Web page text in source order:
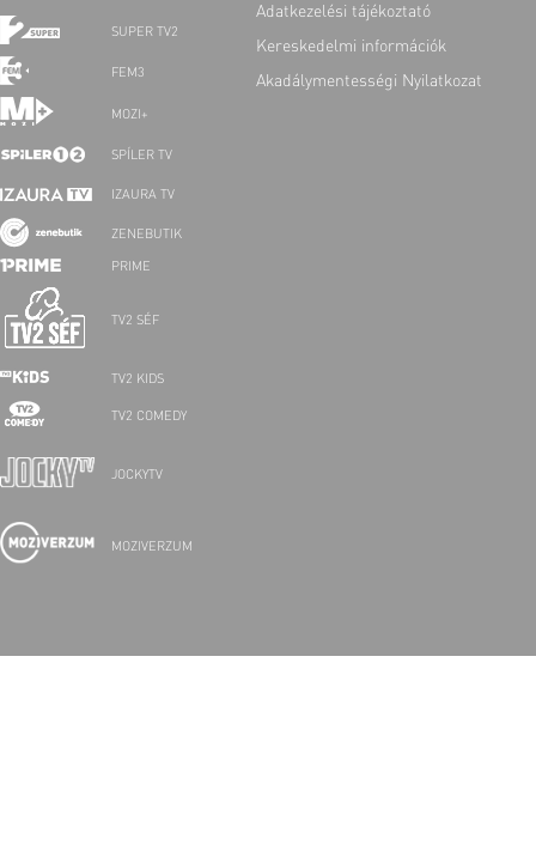
SUPER TV2
FEM3
MOZI+
SPÍLER TV
IZAURA TV
ZENEBUTIK
PRIME
TV2 SÉF
TV2 KIDS
TV2 COMEDY
JOCKYTV
MOZIVERZUM
Adatkezelési tájékoztató
Kereskedelmi információk
Akadálymentességi Nyilatkozat